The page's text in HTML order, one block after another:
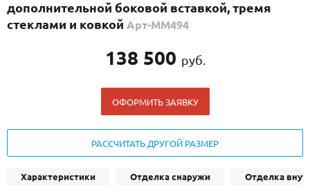
Популярные двери
ДОСТАВКА
дополнительной боковой вставкой, тремя
стеклами и ковкой Арт-ММ494
138 500 руб.
ОФОРМИТЬ ЗАЯВКУ
РАССЧИТАТЬ ДРУГОЙ РАЗМЕР
Характеристики Отделка снаружи Отделка